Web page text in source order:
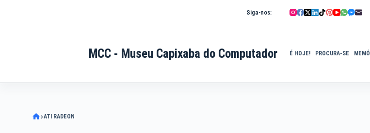
Siga-nos:
MCC - Museu Capixaba do Computador É HOJE! PROCURA-SE
ATI RADEON